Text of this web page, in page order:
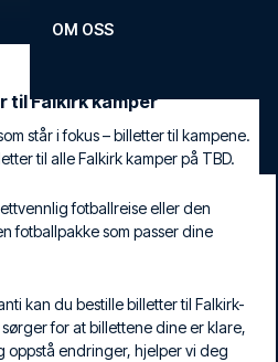
OM OSS
til Falkirk kamper
står i fokus – billetter til kampene.
til alle Falkirk kamper på TBD.
fotballreise eller den
fotballpakke som passer dine
kan du bestille billetter til Falkirk-
for at billettene dine er klare,
oppstå endringer, hjelper vi deg